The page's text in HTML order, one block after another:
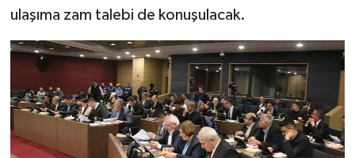
ulaşıma zam talebi de konuşulacak.
Otomobil
Pazarlar
Politika